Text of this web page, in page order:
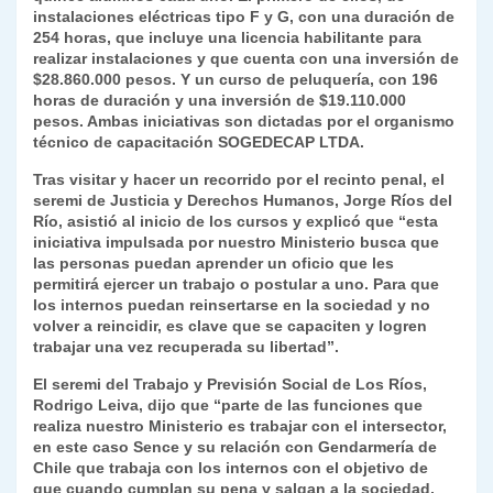
y
instalaciones eléctricas tipo F y G, con una duración de
254 horas, que incluye una licencia habilitante para
realizar instalaciones y que cuenta con una inversión de
$28.860.000 pesos. Y un curso de peluquería, con 196
horas de duración y una inversión de $19.110.000
pesos. Ambas iniciativas son dictadas por el organismo
técnico de capacitación SOGEDECAP LTDA.
Tras visitar y hacer un recorrido por el recinto penal, el
seremi de Justicia y Derechos Humanos, Jorge Ríos del
Río, asistió al inicio de los cursos y explicó que “esta
iniciativa impulsada por nuestro Ministerio busca que
las personas puedan aprender un oficio que les
permitirá ejercer un trabajo o postular a uno. Para que
los internos puedan reinsertarse en la sociedad y no
volver a reincidir, es clave que se capaciten y logren
trabajar una vez recuperada su libertad”.
El seremi del Trabajo y Previsión Social de Los Ríos,
Rodrigo Leiva, dijo que “parte de las funciones que
realiza nuestro Ministerio es trabajar con el intersector,
en este caso Sence y su relación con Gendarmería de
Chile que trabaja con los internos con el objetivo de
que cuando cumplan su pena y salgan a la sociedad,